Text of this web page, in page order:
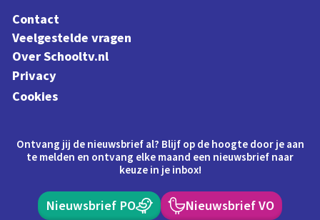
Contact
Veelgestelde vragen
Over Schooltv.nl
Privacy
Cookies
Ontvang jij de nieuwsbrief al? Blijf op de hoogte door je aan
te melden en ontvang elke maand een nieuwsbrief naar
keuze in je inbox!
Nieuwsbrief PO Nieuwsbrief VO